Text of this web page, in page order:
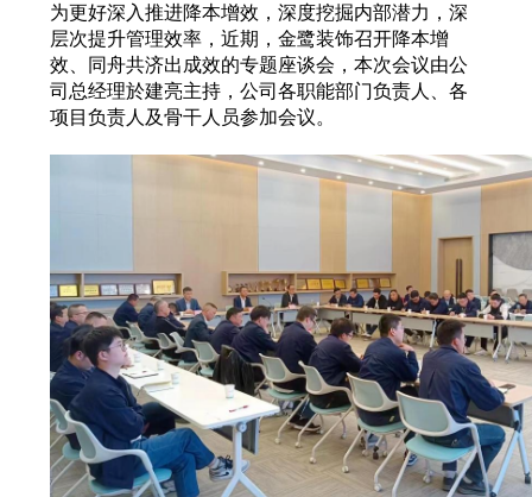
为更好深入推进降本增效，深度挖掘内部潜力，深
层次提升管理效率，近期，金鹭装饰召开降本增
效、同舟共济出成效的专题座谈会，本次会议由公
司总经理於建亮主持，公司各职能部门负责人、各
项目负责人及骨干人员参加会议。